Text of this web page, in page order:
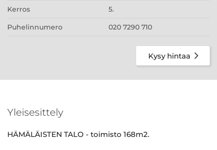
Kerros 5.
Puhelinnumero 020 7290 710
Kysy hintaa
Yleisesittely
HÄMÄLÄISTEN TALO - toimisto 168m2.